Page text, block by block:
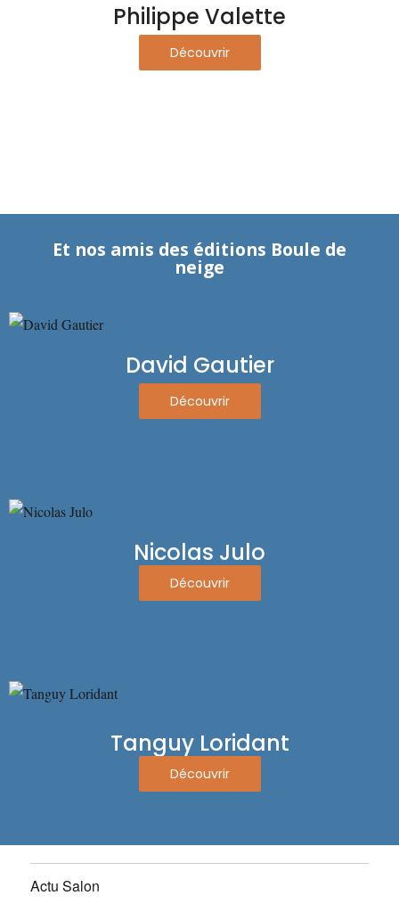
Philippe Valette
Découvrir
Et nos amis des éditions Boule de
neige
David Gautier
Découvrir
Nicolas Julo
Découvrir
Tanguy Loridant
Découvrir
Actu Salon